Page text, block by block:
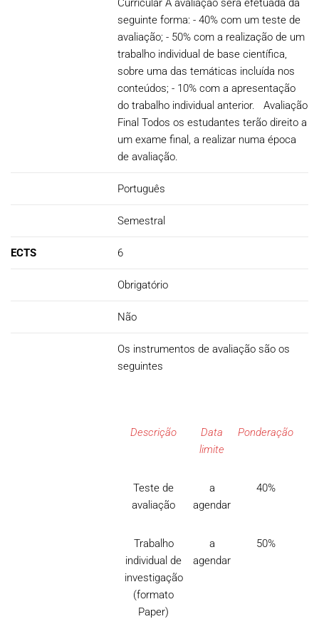
Curricular A avaliação será efetuada da
seguinte forma: - 40% com um teste de
avaliação; - 50% com a realização de um
trabalho individual de base científica,
sobre uma das temáticas incluída nos
conteúdos; - 10% com a apresentação
do trabalho individual anterior. Avaliação
Final Todos os estudantes terão direito a
um exame final, a realizar numa época
de avaliação.
Português
Semestral
ECTS 6
Obrigatório
Não
Os instrumentos de avaliação são os
seguintes
Descrição
Data
limite
Ponderação
Teste de
avaliação
a
agendar
40%
Trabalho
individual de
investigação
(formato
Paper)
a
agendar
50%